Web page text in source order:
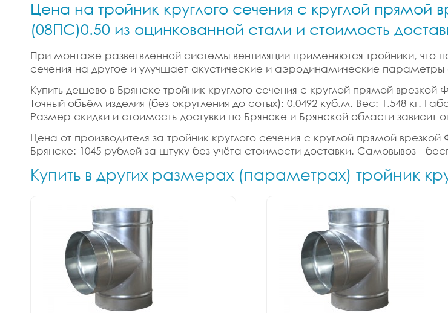
Цена на тройник круглого сечения с круглой прямой
(08ПС)0.50 из оцинкованной стали и стоимость
При монтаже разветвленной системы вентиляции применяются тройники, что
сечения на другое и улучшает акустические и аэродинамические параметры
Купить дешево в Брянске тройник круглого сечения с круглой прямой
Точный объём изделия (без округления до сотых): 0.0492 куб.м. Вес: 1.548 кг.
Размер скидки и стоимость достувки по Брянске и Брянской области зависит
Цена от производителя за тройник круглого сечения с круглой прямой
Брянске: 1045 рублей за штуку без учёта стоимости доставки. Самовывоз -
Купить в других размерах (параметрах) тройник